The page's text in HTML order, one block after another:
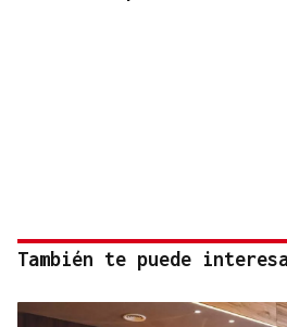
También te puede